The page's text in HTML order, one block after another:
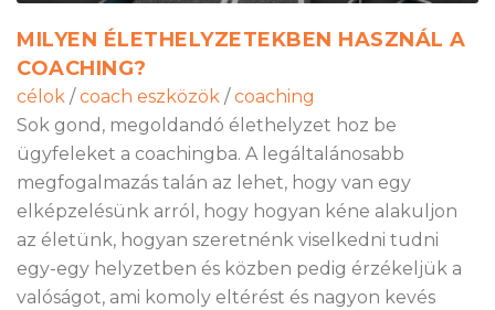
MILYEN ÉLETHELYZETEKBEN HASZNÁL A
COACHING?
célok / coach eszközök / coaching
Sok gond, megoldandó élethelyzet hoz be
ügyfeleket a coachingba. A legáltalánosabb
megfogalmazás talán az lehet, hogy van egy
elképzelésünk arról, hogy hogyan kéne alakuljon
az életünk, hogyan szeretnénk viselkedni tudni
egy-egy helyzetben és közben pedig érzékeljük a
valóságot, ami komoly eltérést és nagyon kevés